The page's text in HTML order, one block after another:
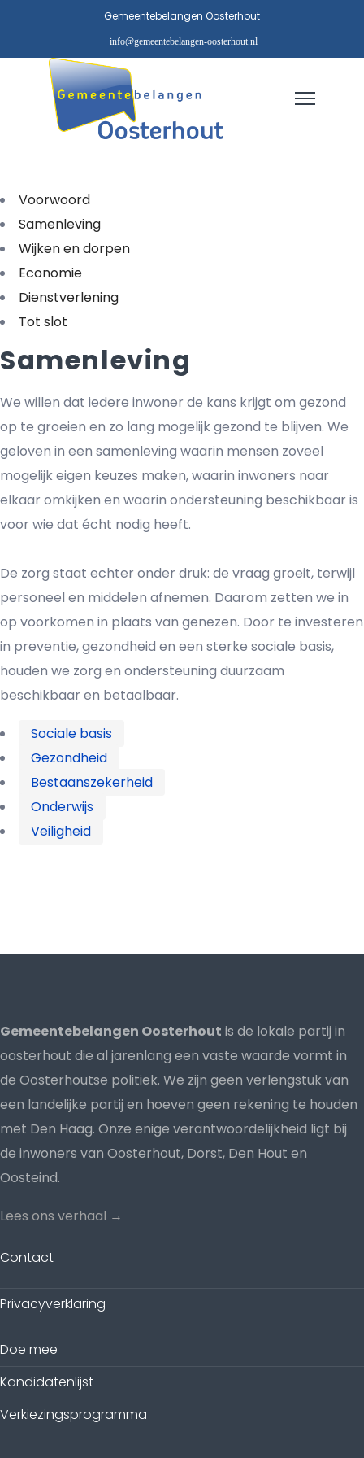
Gemeentebelangen Oosterhout
info@gemeentebelangen-oosterhout.nl
Voorwoord
Samenleving
Wijken en dorpen
Economie
Dienstverlening
Tot slot
Samenleving
We willen dat iedere inwoner de kans krijgt om gezond
op te groeien en zo lang mogelijk gezond te blijven. We
geloven in een samenleving waarin mensen zoveel
mogelijk eigen keuzes maken, waarin inwoners naar
elkaar omkijken en waarin ondersteuning beschikbaar is
voor wie dat écht nodig heeft.
De zorg staat echter onder druk: de vraag groeit, terwijl
personeel en middelen afnemen. Daarom zetten we in
op voorkomen in plaats van genezen. Door te investeren
in preventie, gezondheid en een sterke sociale basis,
houden we zorg en ondersteuning duurzaam
beschikbaar en betaalbaar.
Sociale basis
Gezondheid
Bestaanszekerheid
Onderwijs
Veiligheid
Gemeentebelangen Oosterhout is de lokale partij in
oosterhout die al jarenlang een vaste waarde vormt in
de Oosterhoutse politiek. We zijn geen verlengstuk van
een landelijke partij en hoeven geen rekening te houden
met Den Haag. Onze enige verantwoordelijkheid ligt bij
de inwoners van Oosterhout, Dorst, Den Hout en
Oosteind.
Lees ons verhaal →
Contact
Privacyverklaring
Doe mee
Kandidatenlijst
Verkiezingsprogramma